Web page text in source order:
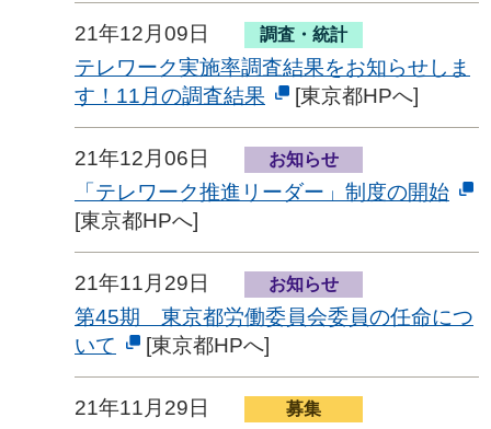
21年12月09日 調査・統計
テレワーク実施率調査結果をお知らせしま
す！11月の調査結果
[東京都HPへ]
21年12月06日 お知らせ
「テレワーク推進リーダー」制度の開始
[東京都HPへ]
21年11月29日 お知らせ
第45期 東京都労働委員会委員の任命につ
いて
[東京都HPへ]
21年11月29日 募集